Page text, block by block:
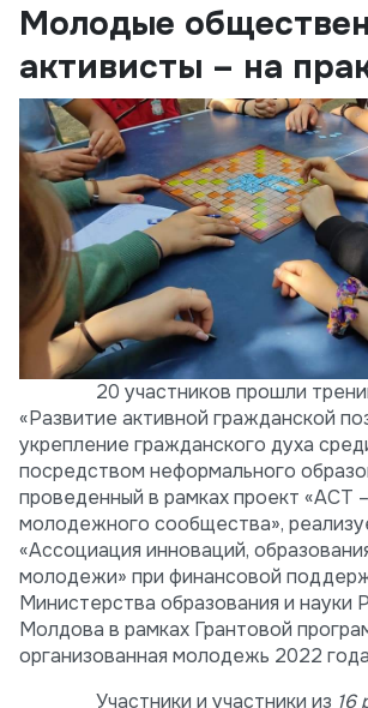
Молодые
активисты – на
20 участников прошли
«Развитие активной гражданской
укрепление гражданского духа
посредством неформального
проведенный в рамках проект «ACT
молодежного сообщества»,
«Ассоциация инноваций,
молодежи» при финансовой
Министерства образования и науки
Молдова в рамках Грантовой
организованная молодежь 2022
Участники и участники из 16